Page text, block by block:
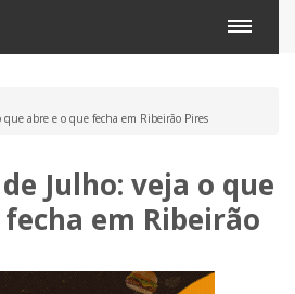
abre e o que fecha em Ribeirão Pires
Julho: veja o que
em Ribeirão